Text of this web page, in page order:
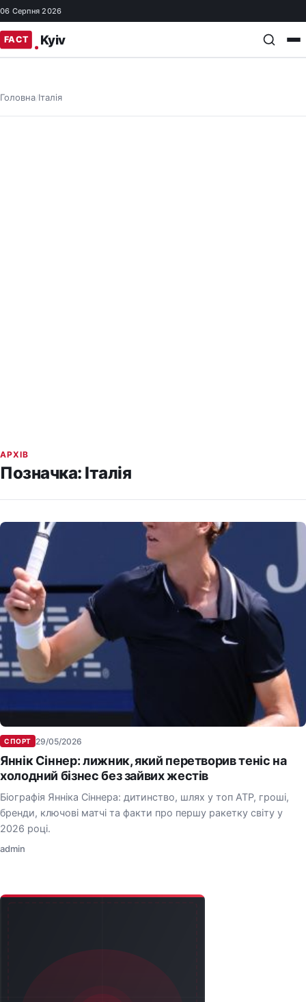
06 Серпня 2026
Головна/ Італія
АРХІВ
Позначка: Італія
СПОРТ 29/05/2026
Яннік Сіннер: лижник, який перетворив теніс на
холодний бізнес без зайвих жестів
Біографія Янніка Сіннера: дитинство, шлях у топ ATP, гроші,
бренди, ключові матчі та факти про першу ракетку світу у
2026 році.
admin